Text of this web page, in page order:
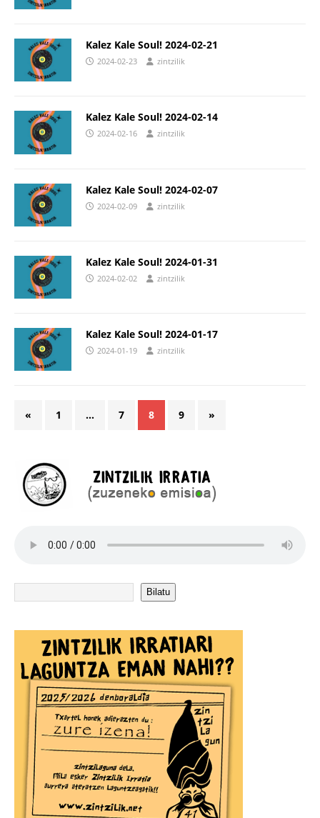
Kalez Kale Soul! 2024-02-21
2024-02-23 zintzilik
Kalez Kale Soul! 2024-02-14
2024-02-16 zintzilik
Kalez Kale Soul! 2024-02-07
2024-02-09 zintzilik
Kalez Kale Soul! 2024-01-31
2024-02-02 zintzilik
Kalez Kale Soul! 2024-01-17
2024-01-19 zintzilik
« 1 … 7 8 9 »
Bilatu